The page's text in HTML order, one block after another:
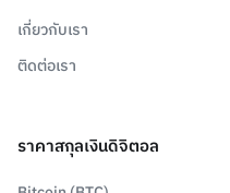
เกี่ยวกับเรา
ติดต่อเรา
ราคาสกุลเงินดิจิตอล